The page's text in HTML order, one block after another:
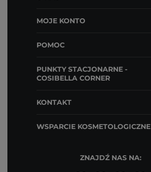
MOJE KONTO
POMOC
PUNKTY STACJONARNE -
COSIBELLA CORNER
KONTAKT
WSPARCIE KOSMETOLOGICZNE
ZNAJDŹ NAS NA: